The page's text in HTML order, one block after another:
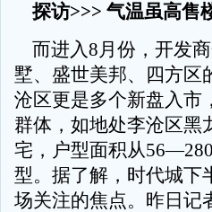
探访>>> 气温虽高售
而进入8月份，开发
墅、盛世美邦、四方区
沧区更是多个新盘入市
群体，如地处李沧区黑
宅，户型面积从
型。据了解，时代城下
场关注的焦点。昨日记